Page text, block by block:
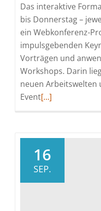
Das interaktive
bis Donnerstag –
ein Webkonferenz-
impulsgebenden
Vorträgen und
Workshops. Darin
neuen Arbeitswelten
EventRead
DIGITAL
FUTUREcongress
virtual
[…]
16
SEP.